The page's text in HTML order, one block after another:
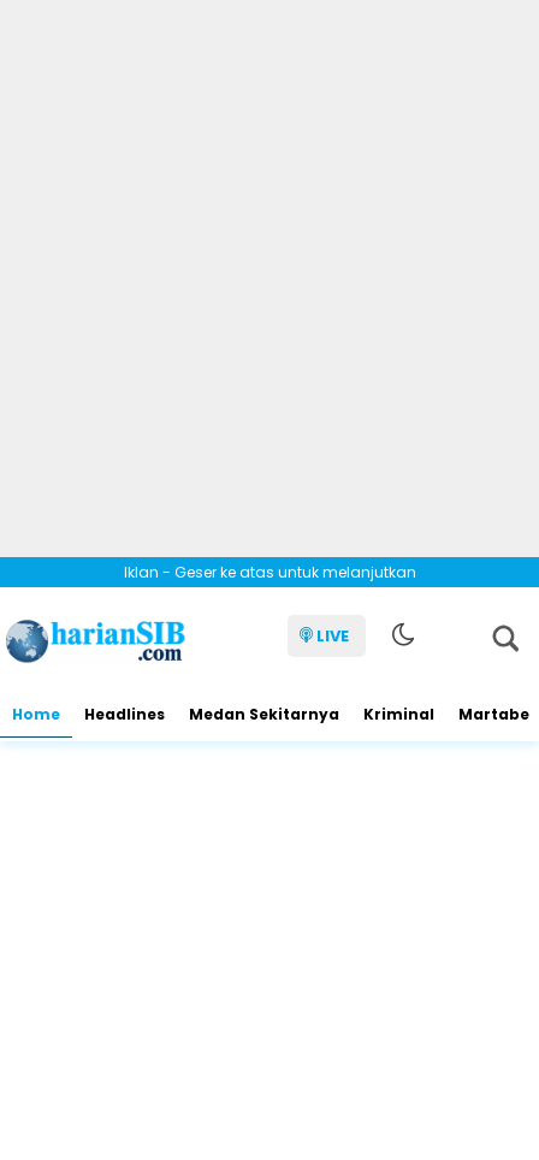
Iklan - Geser ke atas untuk melanjutkan
LIVE
Home Headlines Medan Sekitarnya Kriminal Martabe